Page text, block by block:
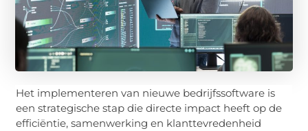
Het implementeren van nieuwe bedrijfssoftware is
een strategische stap die directe impact heeft op de
efficiëntie, samenwerking en klanttevredenheid